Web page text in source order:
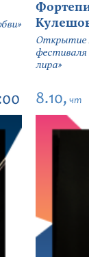
Открытие
фестиваля
лира»
8.10, чт